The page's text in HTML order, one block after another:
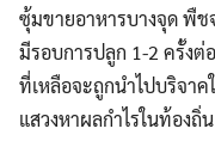
ซุ้มขายอาหารบางจุด พืช
มีรอบการปลูก 1-2 ครั้งต่
ที่เหลือจะถูกนำไปบริจา
แสวงหาผลกำไรในท้องถิ่น